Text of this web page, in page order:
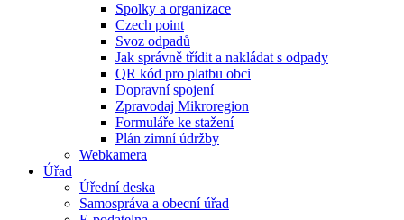
Spolky a organizace
Czech point
Svoz odpadů
Jak správně třídit a nakládat s odpady
QR kód pro platbu obci
Dopravní spojení
Zpravodaj Mikroregion
Formuláře ke stažení
Plán zimní údržby
Webkamera
Úřad
Úřední deska
Samospráva a obecní úřad